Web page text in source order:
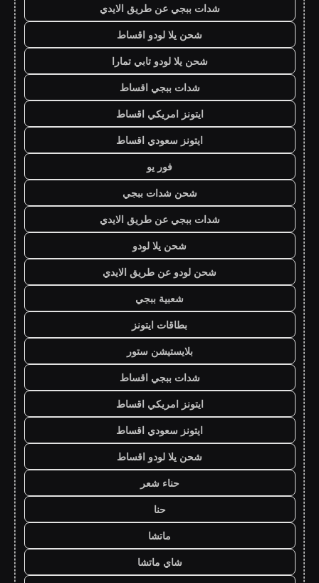
شدات ببجي عن طريق الايدي
شحن يلا لودو اقساط
شحن يلا لودو تابي تمارا
شدات ببجي اقساط
ايتونز امريكي اقساط
ايتونز سعودي اقساط
فور يو
شحن شدات ببجي
شدات ببجي عن طريق الايدي
شحن يلا لودو
شحن لودو عن طريق الايدي
شعبية ببجي
بطاقات ايتونز
بلايستيشن ستور
شدات ببجي اقساط
ايتونز امريكي اقساط
ايتونز سعودي اقساط
شحن يلا لودو اقساط
حناء شعر
حنا
ماتشا
شاي ماتشا